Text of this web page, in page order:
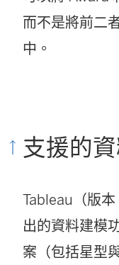
而不是將前二
中。
支援的
Tableau（版
出的資料建模
案（包括星型